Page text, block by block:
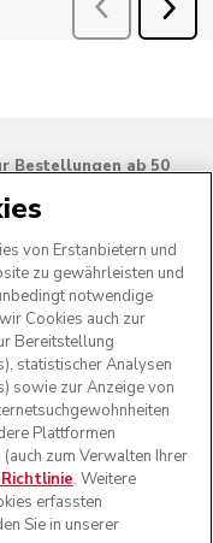
Bestellungen ab 50
wenn
und
von Erstanbietern und
zu gewährleisten und
notwendige
Cookies auch zur
Bereitstellung
statistischer Analysen
sowie zur Anzeige von
Plattformen
zum Verwalten Ihrer
. Weitere
erfassten
Sie in unserer